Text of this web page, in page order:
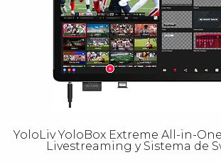
YoloLiv YoloBox Extreme All-in-
Livestreaming y Sistema de